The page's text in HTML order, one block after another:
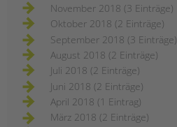
November 2018 (3 Einträge)
Oktober 2018 (2 Einträge)
September 2018 (3 Einträge)
August 2018 (2 Einträge)
Juli 2018 (2 Einträge)
Juni 2018 (2 Einträge)
April 2018 (1 Eintrag)
März 2018 (2 Einträge)